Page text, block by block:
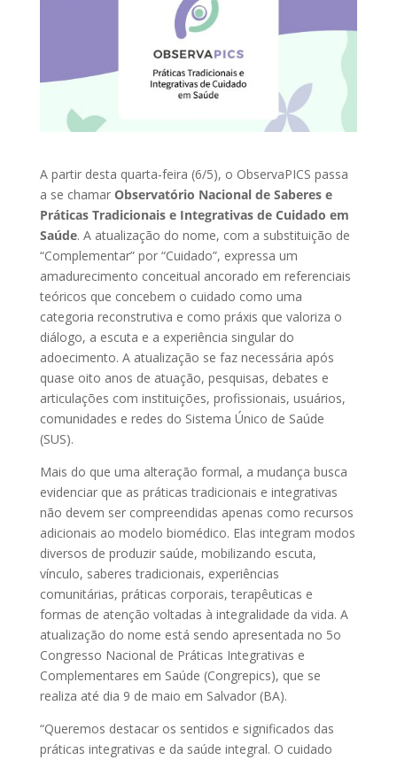
A partir desta quarta-feira (6/5), o ObservaPICS passa
a se chamar Observatório Nacional de Saberes e
Práticas Tradicionais e Integrativas de Cuidado em
Saúde. A atualização do nome, com a substituição de
“Complementar” por “Cuidado”, expressa um
amadurecimento conceitual ancorado em referenciais
teóricos que concebem o cuidado como uma
categoria reconstrutiva e como práxis que valoriza o
diálogo, a escuta e a experiência singular do
adoecimento. A atualização se faz necessária após
quase oito anos de atuação, pesquisas, debates e
articulações com instituições, profissionais, usuários,
comunidades e redes do Sistema Único de Saúde
(SUS).
Mais do que uma alteração formal, a mudança busca
evidenciar que as práticas tradicionais e integrativas
não devem ser compreendidas apenas como recursos
adicionais ao modelo biomédico. Elas integram modos
diversos de produzir saúde, mobilizando escuta,
vínculo, saberes tradicionais, experiências
comunitárias, práticas corporais, terapêuticas e
formas de atenção voltadas à integralidade da vida. A
atualização do nome está sendo apresentada no 5o
Congresso Nacional de Práticas Integrativas e
Complementares em Saúde (Congrepics), que se
realiza até dia 9 de maio em Salvador (BA).
“Queremos destacar os sentidos e significados das
práticas integrativas e da saúde integral. O cuidado